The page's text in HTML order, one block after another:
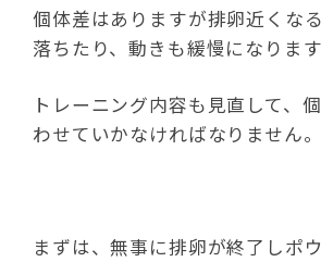
個体差はありますが排卵近くな
落ちたり、動きも緩慢になります
トレーニング内容も見直して、
わせていかなければなりません。
まずは、無事に排卵が終了しポ